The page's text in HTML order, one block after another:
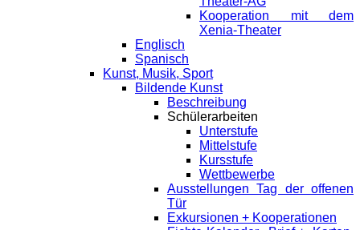
Kooperation mit dem
Xenia-Theater
Englisch
Spanisch
Kunst, Musik, Sport
Bildende Kunst
Beschreibung
Schülerarbeiten
Unterstufe
Mittelstufe
Kursstufe
Wettbewerbe
Ausstellungen Tag der offenen
Tür
Exkursionen + Kooperationen